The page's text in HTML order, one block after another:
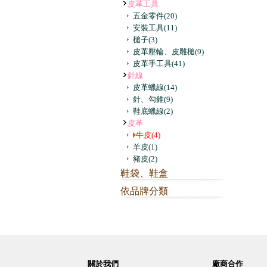
皮革工具
五金零件(20)
安裝工具(11)
槌子(3)
皮革壓輪、皮雕槌(9)
皮革手工具(41)
針線
皮革蠟線(14)
針、勾錐(9)
鞋底蠟線(2)
皮革
牛皮(4)
羊皮(1)
豬皮(2)
鞋袋、鞋盒
依品牌分類
關於我們 廠商合作